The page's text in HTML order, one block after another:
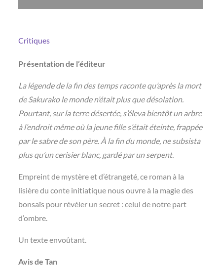
Critiques
Présentation de l’éditeur
La légende de la fin des temps raconte qu’après la mort
de Sakurako le monde n’était plus que désolation.
Pourtant, sur la terre désertée, s’éleva bientôt un arbre
à l’endroit même où la jeune fille s’était éteinte, frappée
par le sabre de son père. À la fin du monde, ne subsista
plus qu’un cerisier blanc, gardé par un serpent.
Empreint de mystère et d’étrangeté, ce roman à la
lisière du conte initiatique nous ouvre à la magie des
bonsaïs pour révéler un secret : celui de notre part
d’ombre.
Un texte envoûtant.
Avis de Tan